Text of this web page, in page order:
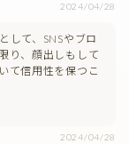
2024/04/28
して、SNSやブロ
り、顔出しもして
て信用性を保つこ
2024/04/28